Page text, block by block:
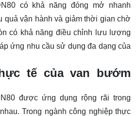
có khả năng đóng mở nhanh
quả vận hành và giảm thời gian chờ
có khả năng điều chỉnh lưu lượng
ứng nhu cầu sử dụng đa dạng của
tế của van bướm
được ứng dụng rộng rãi trong
Trong ngành công nghiệp thực